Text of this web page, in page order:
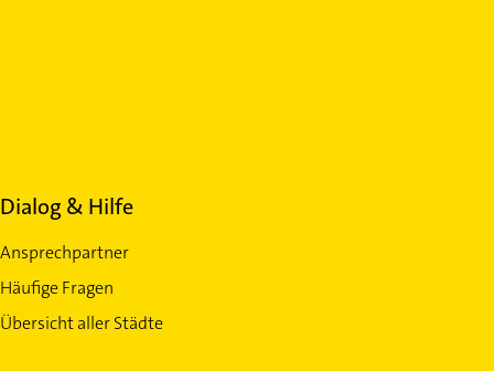
Dialog & Hilfe
Ansprechpartner
Häufige Fragen
Übersicht aller Städte